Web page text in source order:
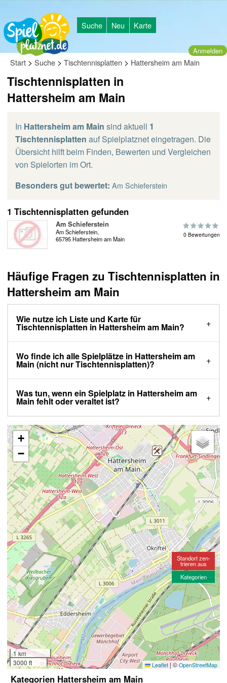
Suche Neu Karte
Anmelden
Start > Suche > Tischtennisplatten > Hattersheim am Main
Tischtennisplatten in
Hattersheim am Main
In Hattersheim am Main sind aktuell 1
Tischtennisplatten auf Spielplatznet eingetragen. Die
Übersicht hilft beim Finden, Bewerten und Vergleichen
von Spielorten im Ort.
Besonders gut bewertet: Am Schieferstein
1 Tischtennisplatten gefunden
Am Schieferstein
Am Schieferstein,
65795 Hattersheim am Main
0 Bewertungen
Häufige Fragen zu Tischtennisplatten in
Hattersheim am Main
Wie nutze ich Liste und Karte für
Tischtennisplatten in Hattersheim am Main?
Wo finde ich alle Spielplätze in Hattersheim am
Main (nicht nur Tischtennisplatten)?
Was tun, wenn ein Spielplatz in Hattersheim am
Main fehlt oder veraltet ist?
+
−
1 km
3000 ft
Leaflet |©OpenStreetMap
Standort zen-
trieren aus
Kategorien
Kategorien Hattersheim am Main